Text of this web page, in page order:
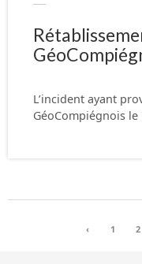
L’incident ayant
GéoCompiégnois
‹ 1 2